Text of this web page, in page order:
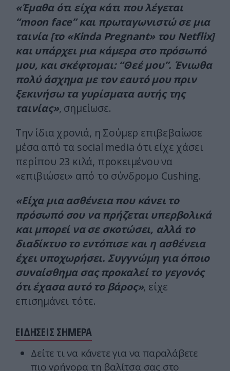
«Έμαθα ότι είχα κάτι που λέγεται
“moon face” και πρωταγωνιστώ σε μια
ταινία [το «Kinda Pregnant» του Netflix]
και υπάρχει μια κάμερα στο πρόσωπό
μου, και σκέφτομαι: “Θεέ μου”. Ένιωθα
πολύ άσχημα με τον εαυτό μου πριν
ξεκινήσω τα γυρίσματα αυτής της
ταινίας», σημείωσε.
Την ίδια χρονιά, η Σούμερ επιβεβαίωσε
μέσα από τα social media ότι είχε χάσει
περίπου 23 κιλά, προκειμένου να
«επιβιώσει» από το σύνδρομο Cushing.
«Είχα μια ασθένεια που κάνει το
πρόσωπό σου να πρήζεται υπερβολικά
και μπορεί να σε σκοτώσει, αλλά το
διαδίκτυο το εντόπισε και η ασθένεια
έχει υποχωρήσει. Συγγνώμη για όποιο
συναίσθημα σας προκαλεί το γεγονός
ότι έχασα αυτό το βάρος», είχε
επισημάνει τότε.
ΕΙΔΗΣΕΙΣ ΣΗΜΕΡΑ
Δείτε τι να κάνετε για να παραλάβετε
πιο γρήγορα τη βαλίτσα σας στο